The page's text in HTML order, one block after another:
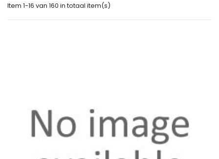
Item 1-16 van 160 in totaal item(s)